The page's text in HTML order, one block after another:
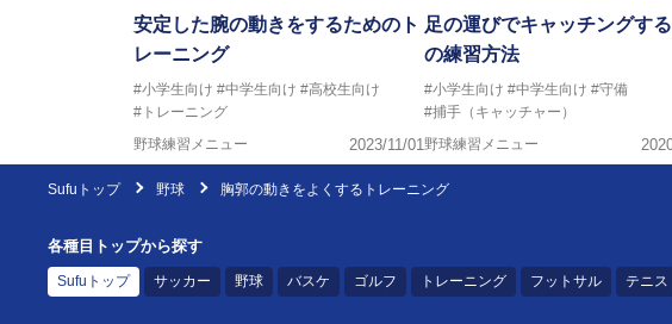
安定した腕の動きをするためのト
レーニング
#小学生向け #中学生向け #高校生向け
#トレーニング
野球練習メニュー
2023/11/01
足の運びでキャッチングす
の練習方法
#小学生向け #中学生向け #守備
#捕手（キャッチャー）
野球練習メニュー
Sufuトップ 野球 胸郭の動きをよくするトレーニング
各種目トップから探す
Sufuトップ サッカー 野球 バスケ ゴルフ トレーニング フットサル テニス